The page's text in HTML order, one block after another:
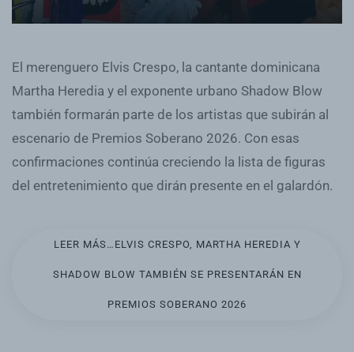
El merenguero Elvis Crespo, la cantante dominicana
Martha Heredia y el exponente urbano Shadow Blow
también formarán parte de los artistas que subirán al
escenario de Premios Soberano 2026. Con esas
confirmaciones continúa creciendo la lista de figuras
del entretenimiento que dirán presente en el galardón.
LEER MÁS…ELVIS CRESPO, MARTHA HEREDIA Y
SHADOW BLOW TAMBIÉN SE PRESENTARÁN EN
PREMIOS SOBERANO 2026